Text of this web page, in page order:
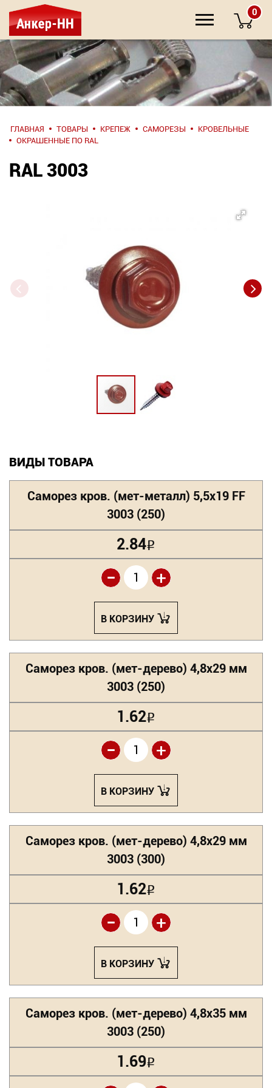
НАПИШИТЕ
НАМ
О компании
Оплата и доставка
(831)
282-
01
0
ГЛАВНАЯ ТОВАРЫ КРЕПЕЖ САМОРЕЗЫ
КРОВЕЛЬНЫЕ
ОКРАШЕННЫЕ ПО RAL
RAL 3003
ВИДЫ ТОВАРА
Саморез кров. (мет-металл) 5,5х19 FF
3003 (250)
2.84Р
+
-
В КОРЗИНУ
Саморез кров. (мет-дерево) 4,8х29 мм
3003 (250)
1.62Р
+
-
В КОРЗИНУ
Саморез кров. (мет-дерево) 4,8х29 мм
3003 (300)
1.62Р
+
-
В КОРЗИНУ
Саморез кров. (мет-дерево) 4,8х35 мм
3003 (250)
1.69Р